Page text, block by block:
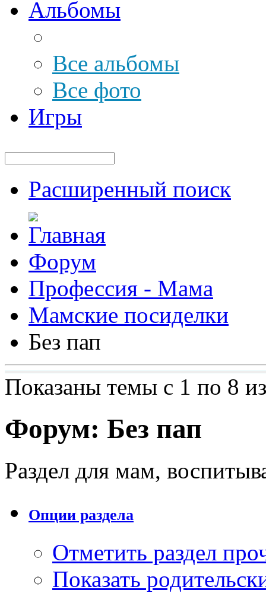
Альбомы
Все альбомы
Все фото
Игры
Расширенный поиск
Форум
Профессия - Мама
Мамские посиделки
Без пап
Показаны темы с 1 по 8
Форум: Без пап
Раздел для мам,
Опции раздела
Отметить раздел
Показать